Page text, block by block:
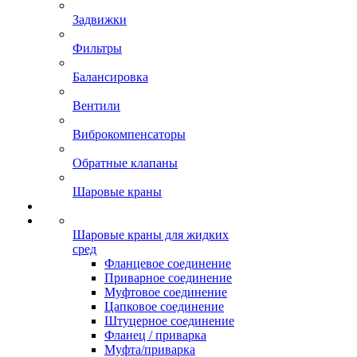
Задвижки
Фильтры
Балансировка
Вентили
Виброкомпенсаторы
Обратные клапаны
Шаровые краны
Шаровые краны для жидких
сред
Фланцевое соединение
Приварное соединение
Муфтовое соединение
Цапковое соединение
Штуцерное соединение
Фланец / приварка
Муфта/приварка